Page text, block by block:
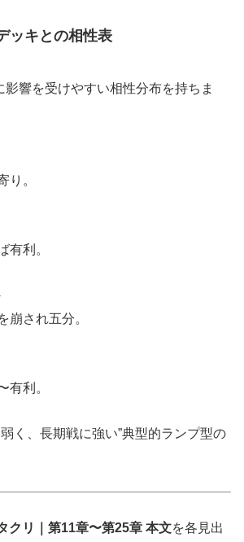
ッキとの相性表
影響を受けやすい相性分布を持ちま
り。
有利。
崩され五分。
有利。
く、長期戦に強い”典型的ランプ型の
クリ｜第11章〜第25章 本文を各見出